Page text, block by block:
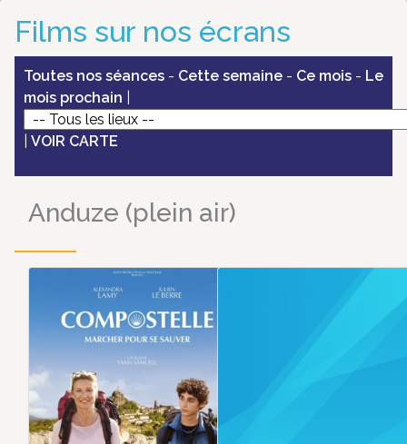
Films sur nos écrans
Toutes nos séances - Cette semaine - Ce mois - Le
mois prochain
VOIR CARTE
Anduze (plein air)